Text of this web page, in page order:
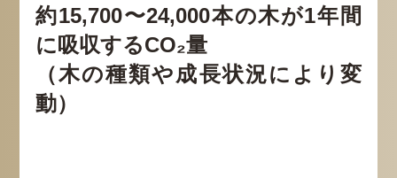
約15,700〜24,000本の木が1年間
に吸収するCO₂量
（木の種類や成長状況により変
動）